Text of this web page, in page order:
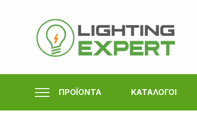
περιεχόμενο
ΠΡΟΪΟΝΤΑ ΚΑΤΑΛΟΓΟΙ